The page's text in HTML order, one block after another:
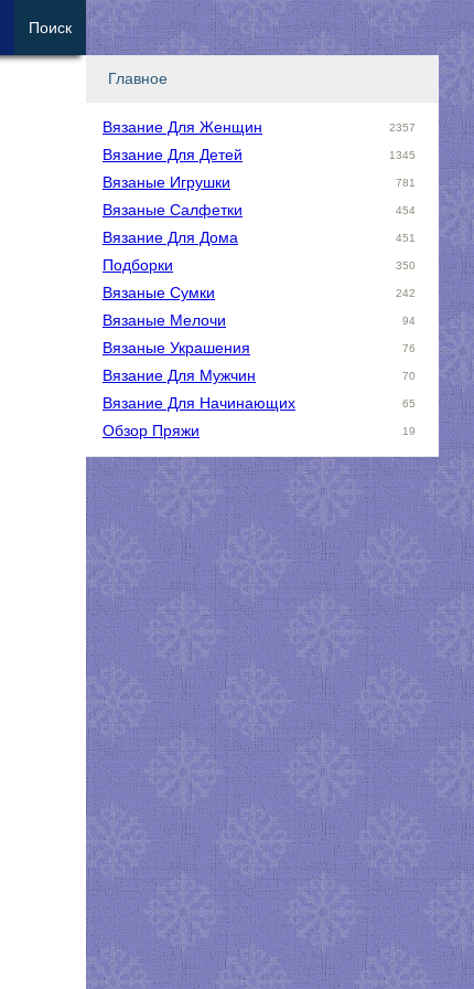
Главное
Вязание Для Женщин 2357
Вязание Для Детей 1345
Вязаные Игрушки 781
Вязаные Салфетки 454
Вязание Для Дома 451
Подборки 350
Вязаные Сумки 242
Вязаные Мелочи 94
Вязаные Украшения 76
Вязание Для Мужчин 70
Вязание Для Начинающих 65
Обзор Пряжи 19
Поиск